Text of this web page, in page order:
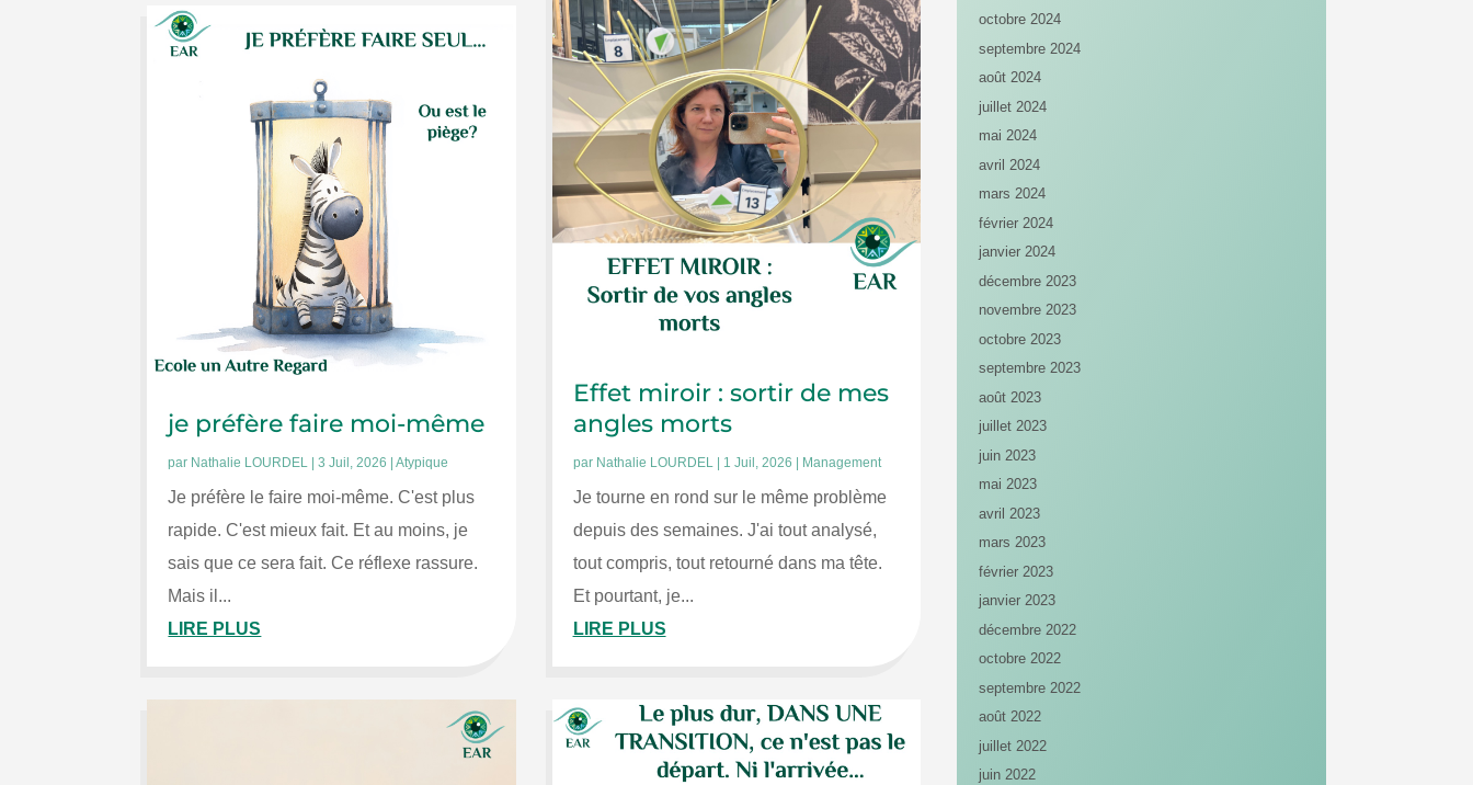
je préfère faire moi-même
par Nathalie LOURDEL |3 Juil, 2026 |Atypique
Je préfère le faire moi-même. C'est plus
rapide. C'est mieux fait. Et au moins, je
sais que ce sera fait. Ce réflexe rassure.
Mais il...
LIRE PLUS
Effet miroir : sortir de mes
angles morts
par Nathalie LOURDEL | 1 Juil, 2026 | Management
Je tourne en rond sur le même problème
depuis des semaines. J'ai tout analysé,
tout compris, tout retourné dans ma tête.
Et pourtant, je...
LIRE PLUS
octobre 2024
septembre 2024
août 2024
juillet 2024
mai 2024
avril 2024
mars 2024
février 2024
janvier 2024
décembre 2023
novembre 2023
octobre 2023
septembre 2023
août 2023
juillet 2023
juin 2023
mai 2023
avril 2023
mars 2023
février 2023
janvier 2023
décembre 2022
octobre 2022
septembre 2022
août 2022
juillet 2022
juin 2022